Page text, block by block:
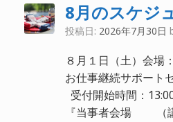
8月のスケジ
投稿日: 2026年7月30日
８月１日（土）会場
お仕事継続サポート
受付開始時間：
『当事者会場 （